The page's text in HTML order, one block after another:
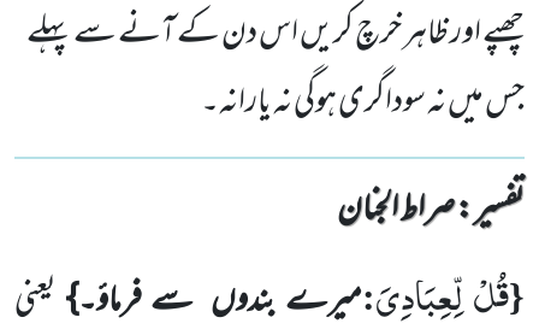
چھپے اور ظاہر خرچ کریں اس دن کے آنے سے پہلے
جس میں نہ سوداگری ہوگی نہ یارانہ۔
تفسیر : ‎صراط الجنان
{قُلْ لِّعِبَادِیَ:میرے بندوں سے فرماؤ۔} یعنی